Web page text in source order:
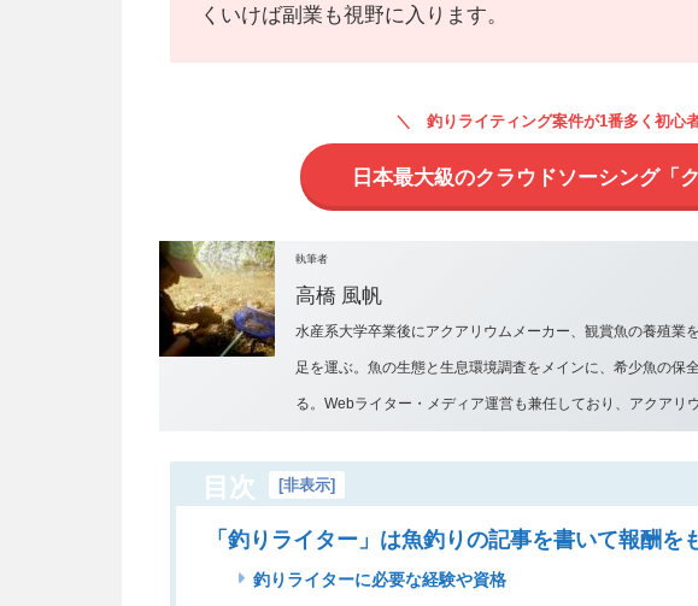
くいけば副業も視野に入ります。
釣りライティング案件が1番多く初心
日本最大級のクラウドソーシング「
執筆者
高橋 風帆
水産系大学卒業後にアクアリウムメーカー、観賞魚の養殖業
足を運ぶ。魚の生態と生息環境調査をメインに、希少魚の保
る。Webライター・メディア運営も兼任しており、アクアリ
目次 [非表示]
「釣りライター」は魚釣りの記事を書いて報酬を
釣りライターに必要な経験や資格